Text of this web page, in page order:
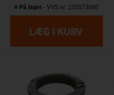
På lager - VVS nr: 225573060